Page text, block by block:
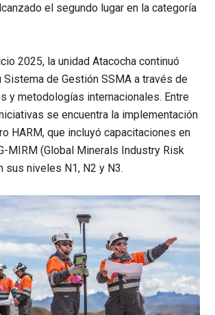
el segundo lugar en la categoría
2025, la unidad Atacocha continuó
de Gestión SSMA a través de
y metodologías internacionales. Entre
se encuentra la implementación
HARM, que incluyó capacitaciones en
MIRM (Global Minerals Industry Risk
sus niveles N1, N2 y N3.